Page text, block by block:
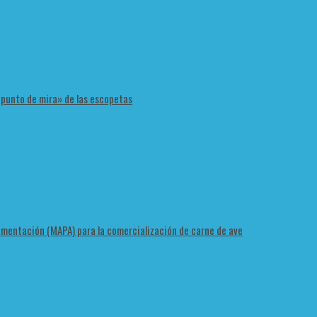
de mira» de las escopetas
(MAPA) para la comercialización de carne de ave